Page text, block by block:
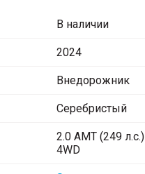
В наличии
2024
Внедорожник
Серебристый
2.0 AMT (249 л.с.)
4WD